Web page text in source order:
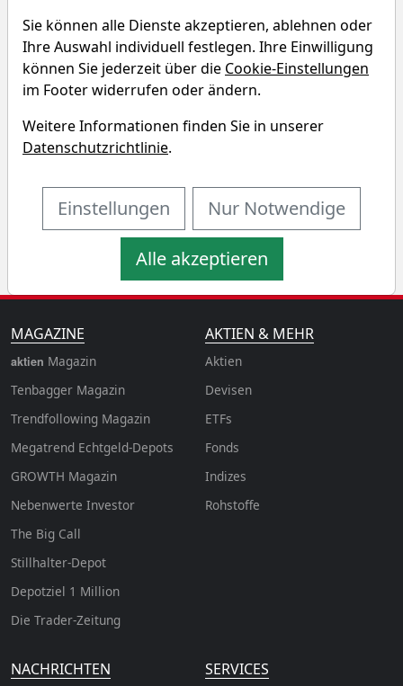
SIIC Environment Holdings
Renditedreieck
Entdecken Sie auf einen Blick die Performance der SIIC
Environment Holdings Aktie über verschiedene
MAGAZINE
aktien Magazin
Tenbagger Magazin
Trendfollowing Magazin
Megatrend Echtgeld-Depots
GROWTH Magazin
Nebenwerte Investor
The Big Call
Stillhalter-Depot
Depotziel 1 Million
Die Trader-Zeitung
AKTIEN & MEHR
Aktien
Devisen
ETFs
Fonds
Indizes
Rohstoffe
NACHRICHTEN SERVICES
Sie können alle Dienste akzeptieren, ablehnen oder
Ihre Auswahl individuell festlegen. Ihre Einwilligung
können Sie jederzeit über die Cookie-Einstellungen
im Footer widerrufen oder ändern.
Weitere Informationen finden Sie in unserer
Datenschutzrichtlinie.
Einstellungen Nur Notwendige
Alle akzeptieren